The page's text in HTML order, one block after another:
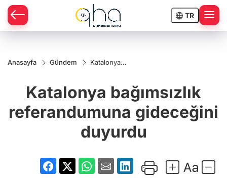
TR
Anasayfa Gündem
Katalonya
gideceğini
duyurdu
Katalonya bağımsızlık
referandumuna gideceğini
duyurdu